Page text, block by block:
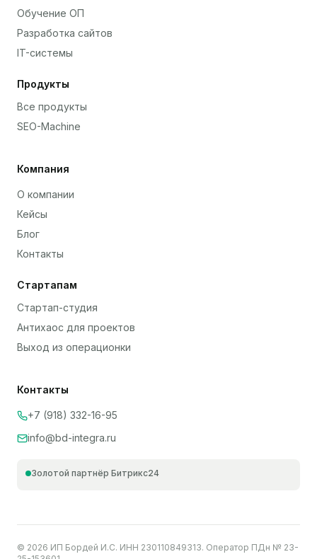
Обучение ОП
Разработка сайтов
IT-системы
Продукты
Все продукты
SEO-Machine
Компания
О компании
Кейсы
Блог
Контакты
Стартапам
Стартап-студия
Антихаос для проектов
Выход из операционки
Контакты
+7 (918) 332-16-95
info@bd-integra.ru
Золотой партнёр Битрикс24
© 2026 ИП Бордей И.С. ИНН 230110849313. Оператор ПДн № 23-